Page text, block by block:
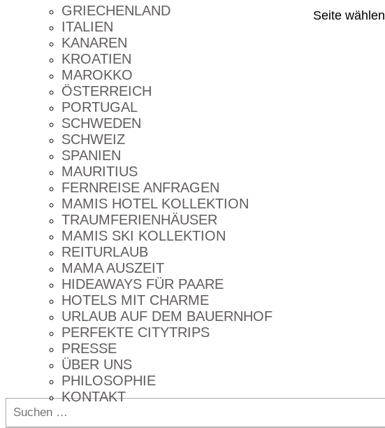
GRIECHENLAND
ITALIEN
KANAREN
KROATIEN
MAROKKO
ÖSTERREICH
PORTUGAL
SCHWEDEN
SCHWEIZ
SPANIEN
MAURITIUS
FERNREISE ANFRAGEN
MAMIS HOTEL KOLLEKTION
TRAUMFERIENHÄUSER
MAMIS SKI KOLLEKTION
REITURLAUB
MAMA AUSZEIT
HIDEAWAYS FÜR PAARE
HOTELS MIT CHARME
URLAUB AUF DEM BAUERNHOF
PERFEKTE CITYTRIPS
PRESSE
ÜBER UNS
PHILOSOPHIE
KONTAKT
Seite wählen